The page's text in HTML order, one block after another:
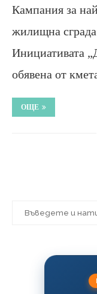
Кампания за
жилищна
Инициативата
обявена от
ОЩЕ